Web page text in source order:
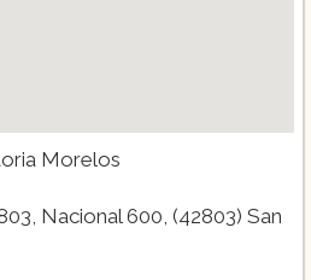
Morelos
Nacional 600, (42803) San